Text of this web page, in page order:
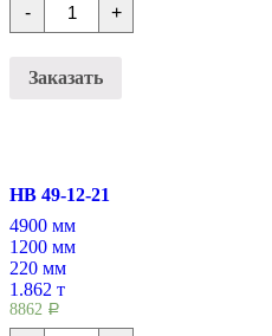
-
Плиты
перекрытия
49-
+
Заказать
НВ 49-12-21
4900 мм
1200 мм
220 мм
1.862 т
8862 Р